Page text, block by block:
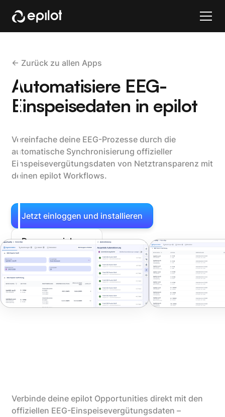
<- Zurück zu allen Apps
Automatisiere EEG-
Einspeisedaten in epilot
Vereinfache deine EEG-Prozesse durch die
automatische Synchronisierung offizieller
Einspeisevergütungsdaten von Netztransparenz mit
deinen epilot Workflows.
Jetzt einloggen und installieren
Demo vereinbaren
Verbinde deine epilot Opportunities direkt mit den
offiziellen EEG-Einspeisevergütungsdaten –